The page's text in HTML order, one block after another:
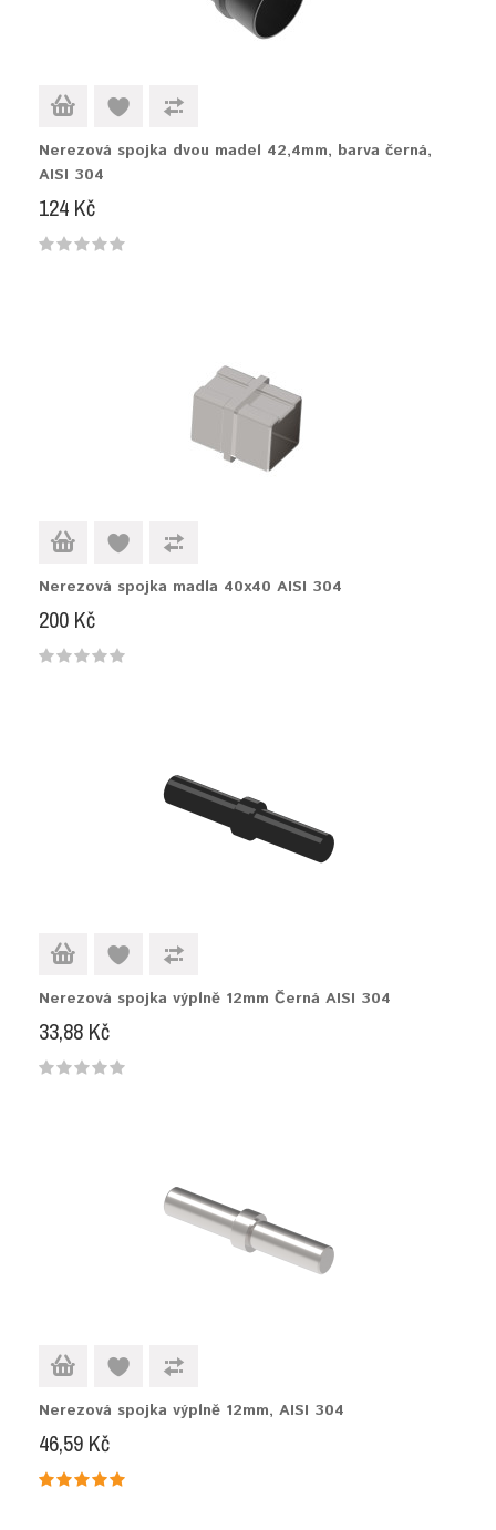
Nerezová spojka dvou madel 42,4mm, barva černá,
AISI 304
124 Kč
Nerezová spojka madla 40x40 AISI 304
200 Kč
Nerezová spojka výplně 12mm Černá AISI 304
33,88 Kč
Nerezová spojka výplně 12mm, AISI 304
46,59 Kč